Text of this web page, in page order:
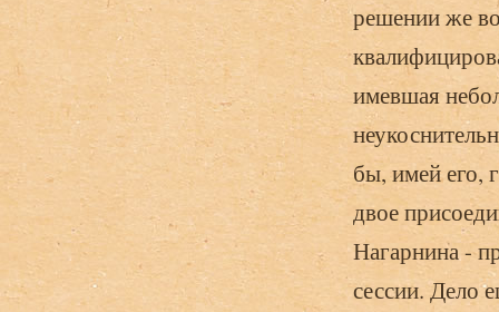
решении же
имевшая
бы, имей его,
двое
Нагарнина -
сессии. Дело